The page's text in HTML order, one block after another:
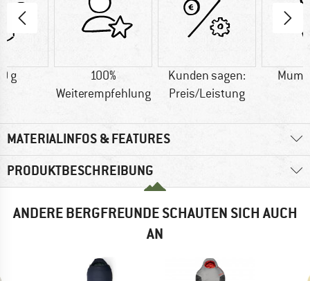
g
100%
Weiterempfehlung
Kunden sagen:
Preis/Leistung
MATERIALINFOS & FEATURES
PRODUKTBESCHREIBUNG
ANDERE BERGFREUNDE SCHAUTEN SICH AUCH
AN